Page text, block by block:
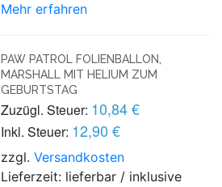
Mehr erfahren
PAW PATROL FOLIENBALLON,
MARSHALL MIT HELIUM ZUM
GEBURTSTAG
Zuzügl. Steuer: 10,84 €
Inkl. Steuer: 12,90 €
zzgl.Versandkosten
Lieferzeit: lieferbar / inklusive